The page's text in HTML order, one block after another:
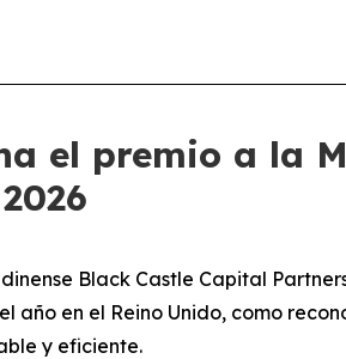
el premio a la
Black Castle Capital
en el Reino Unido, como
y eficiente.